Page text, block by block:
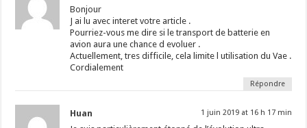
Bonjour
J ai lu avec interet votre article .
Pourriez-vous me dire si le transport de batterie en
avion aura une chance d evoluer .
Actuellement, tres difficile, cela limite l utilisation du Vae .
Cordialement
Répondre
Huan 1 juin 2019 at 16 h 17 min